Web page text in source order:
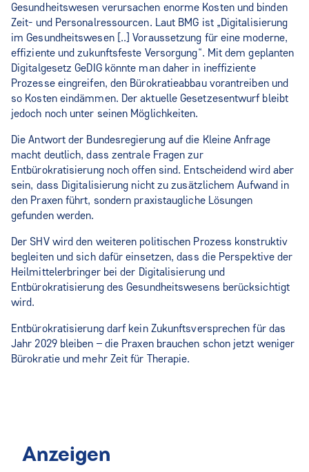
Gesundheitswesen verursachen enorme Kosten und binden
Zeit- und Personalressourcen. Laut BMG ist „Digitalisierung
im Gesundheitswesen [..] Voraussetzung für eine moderne,
effiziente und zukunftsfeste Versorgung“. Mit dem geplanten
Digitalgesetz GeDIG könnte man daher in ineffiziente
Prozesse eingreifen, den Bürokratieabbau vorantreiben und
so Kosten eindämmen. Der aktuelle Gesetzesentwurf bleibt
jedoch noch unter seinen Möglichkeiten.
Die Antwort der Bundesregierung auf die Kleine Anfrage
macht deutlich, dass zentrale Fragen zur
Entbürokratisierung noch offen sind. Entscheidend wird aber
sein, dass Digitalisierung nicht zu zusätzlichem Aufwand in
den Praxen führt, sondern praxistaugliche Lösungen
gefunden werden.
Der SHV wird den weiteren politischen Prozess konstruktiv
begleiten und sich dafür einsetzen, dass die Perspektive der
Heilmittelerbringer bei der Digitalisierung und
Entbürokratisierung des Gesundheitswesens berücksichtigt
wird.
Entbürokratisierung darf kein Zukunftsversprechen für das
Jahr 2029 bleiben – die Praxen brauchen schon jetzt weniger
Bürokratie und mehr Zeit für Therapie.
Anzeigen